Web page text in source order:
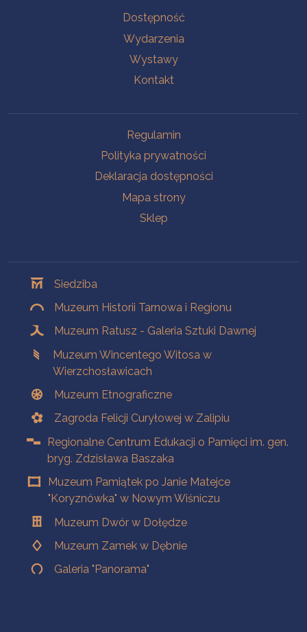
Dostępność
Wydarzenia
Wystawy
Kontakt
Regulamin
Polityka prywatności
Deklaracja dostępności
Mapa strony
Sklep
Siedziba
Muzeum Historii Tarnowa i Regionu
Muzeum Ratusz - Galeria Sztuki Dawnej
Muzeum Wincentego Witosa w
Wierzchosławicach
Muzeum Etnograficzne
Zagroda Felicji Curyłowej w Zalipiu
Regionalne Centrum Edukacji o Pamięci im. gen.
bryg. Zdzisława Baszaka
Muzeum Pamiątek po Janie Matejce
"Koryznówka" w Nowym Wiśniczu
Muzeum Dwór w Dołędze
Muzeum Zamek w Dębnie
Galeria "Panorama"